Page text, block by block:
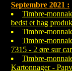
Septembre 2021 :
Timbre-
bedst et hag
Timbre-
Timbre-
7315 - 2 øre sur
Timbre-
Kartonnager -